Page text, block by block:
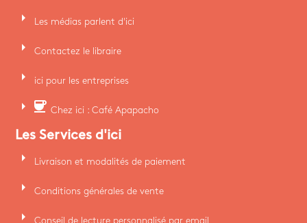
arrow_right Les médias parlent d'ici
arrow_right Contactez le libraire
arrow_right ici pour les entreprises
arrow_right coffee Chez ici : Café Apapacho
Les Services d'ici
arrow_right Livraison et modalités de paiement
arrow_right Conditions générales de vente
arrow_right Conseil de lecture personnalisé par email